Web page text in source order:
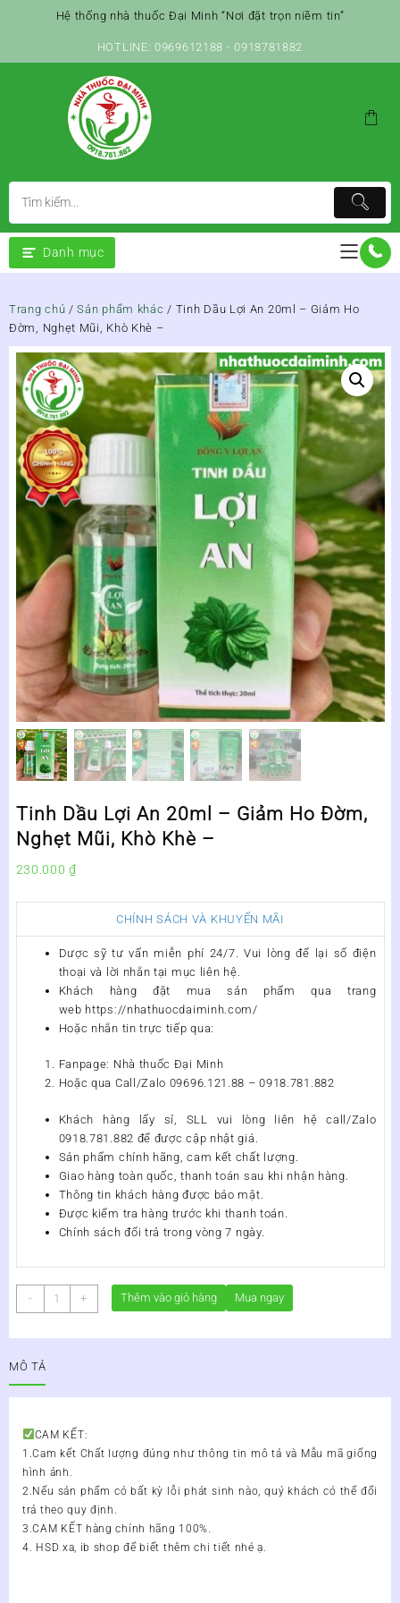
Hệ thống nhà thuốc Đại Minh “Nơi đặt trọn niềm tin”
HOTLINE: 0969612188 - 0918781882
Danh mục
Trang chủ /Sản phẩm khác / Tinh Dầu Lợi An 20ml – Giảm Ho
Đờm, Nghẹt Mũi, Khò Khè –
Tinh Dầu Lợi An 20ml – Giảm Ho Đờm,
Nghẹt Mũi, Khò Khè –
230.000₫
CHÍNH SÁCH VÀ KHUYẾN MÃI
Dược sỹ tư vấn miễn phí 24/7. Vui lòng để lại số điện
thoại và lời nhắn tại mục liên hệ.
Khách hàng đặt mua sản phẩm qua trang
web https://nhathuocdaiminh.com/
Hoặc nhắn tin trực tiếp qua:
Fanpage: Nhà thuốc Đại Minh
Hoặc qua Call/Zalo 09696.121.88 – 0918.781.882
Khách hàng lấy sỉ, SLL vui lòng liên hệ call/Zalo
0918.781.882 để được cập nhật giá.
Sản phẩm chính hãng, cam kết chất lượng.
Giao hàng toàn quốc, thanh toán sau khi nhận hàng.
Thông tin khách hàng được bảo mật.
Được kiểm tra hàng trước khi thanh toán.
Chính sách đổi trả trong vòng 7 ngày.
-
Tinh
Dầu
20ml
-
Đờm,
Mũi,
+ Thêm vào giỏ hàng Mua ngay
MÔ TẢ
CAM KẾT:
1.Cam kết Chất lượng đúng như thông tin mô tả và Mẫu mã giống
hình ảnh.
2.Nếu sản phẩm có bất kỳ lỗi phát sinh nào, quý khách có thể đổi
trả theo quy định.
3.CAM KẾT hàng chính hãng 100%.
4. HSD xa, ib shop để biết thêm chi tiết nhé ạ.